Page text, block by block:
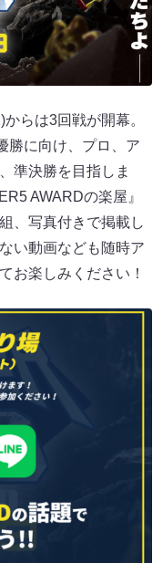
らは3回戦が開幕。
勝に向け、プロ、ア
準決勝を目指しま
AWARDの楽屋』
、写真付きで掲載し
い動画なども随時ア
お楽しみください！